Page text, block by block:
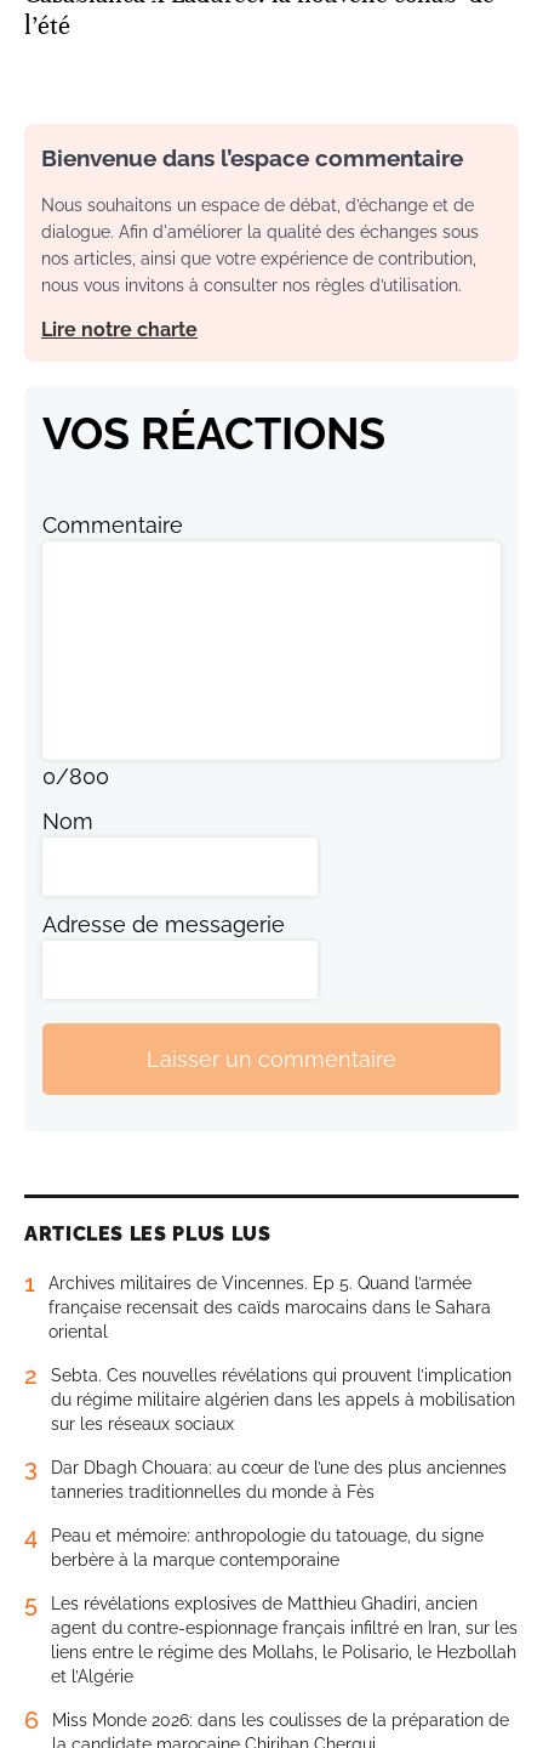
l’été
Bienvenue dans l’espace commentaire
Nous souhaitons un espace de débat, d’échange et de
dialogue. Afin d'améliorer la qualité des échanges sous
nos articles, ainsi que votre expérience de contribution,
nous vous invitons à consulter nos règles d’utilisation.
Lire notre charte
VOS RÉACTIONS
Commentaire
0/800
Nom
Adresse de messagerie
Laisser un commentaire
ARTICLES LES PLUS LUS
1
Archives militaires de Vincennes. Ep 5. Quand l’armée
française recensait des caïds marocains dans le Sahara
oriental
2
Sebta. Ces nouvelles révélations qui prouvent l’implication
du régime militaire algérien dans les appels à mobilisation
sur les réseaux sociaux
3
Dar Dbagh Chouara: au cœur de l’une des plus anciennes
tanneries traditionnelles du monde à Fès
4
Peau et mémoire: anthropologie du tatouage, du signe
berbère à la marque contemporaine
5
Les révélations explosives de Matthieu Ghadiri, ancien
agent du contre-espionnage français infiltré en Iran, sur les
liens entre le régime des Mollahs, le Polisario, le Hezbollah
et l’Algérie
6
Miss Monde 2026: dans les coulisses de la préparation de